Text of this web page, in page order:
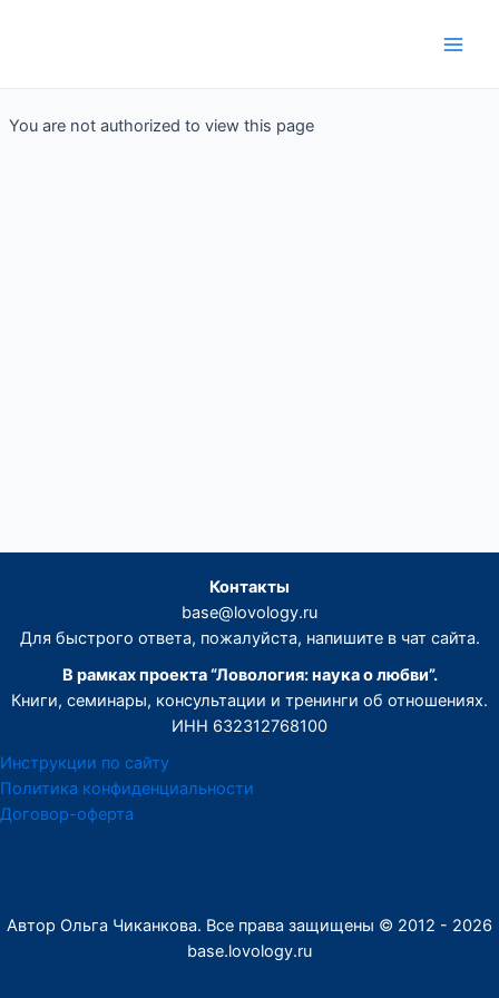
You are not authorized to view this page
Контакты
base@lovology.ru
Для быстрого ответа, пожалуйста, напишите в чат сайта.
В рамках проекта “Ловология: наука о любви”.
Книги, семинары, консультации и тренинги об отношениях.
ИНН 632312768100
Инструкции по сайту
Политика конфиденциальности
Договор-оферта
Автор Ольга Чиканкова. Все права защищены © 2012 - 2026
base.lovology.ru